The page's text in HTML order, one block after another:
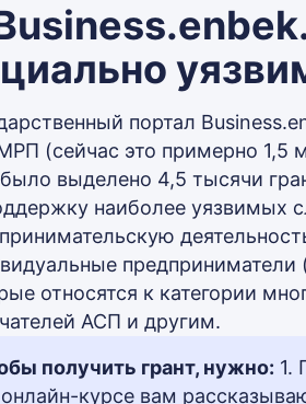
портал
(сейчас это примерно 1,5
было выделено 4,5 тысячи
наиболее уязвимых
предприниматели
относятся к категории
АСП и другим.
получить грант, нужно: 1.
курсе вам